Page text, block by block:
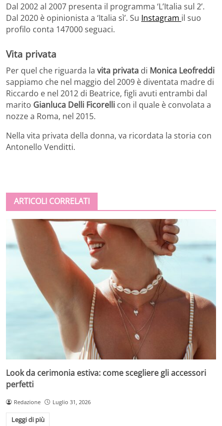
Dal 2002 al 2007 presenta il programma ‘L’Italia sul 2’.
Dal 2020 è opinionista a ‘Italia sì’. Su Instagram il suo
profilo conta 147000 seguaci.
Vita privata
Per quel che riguarda la vita privata di Monica Leofreddi
sappiamo che nel maggio del 2009 è diventata madre di
Riccardo e nel 2012 di Beatrice, figli avuti entrambi dal
marito Gianluca Delli Ficorelli con il quale è convolata a
nozze a Roma, nel 2015.
Nella vita privata della donna, va ricordata la storia con
Antonello Venditti.
ARTICOLI CORRELATI
Look da cerimonia estiva: come scegliere gli accessori
perfetti
Redazione Luglio 31, 2026
Leggi di più